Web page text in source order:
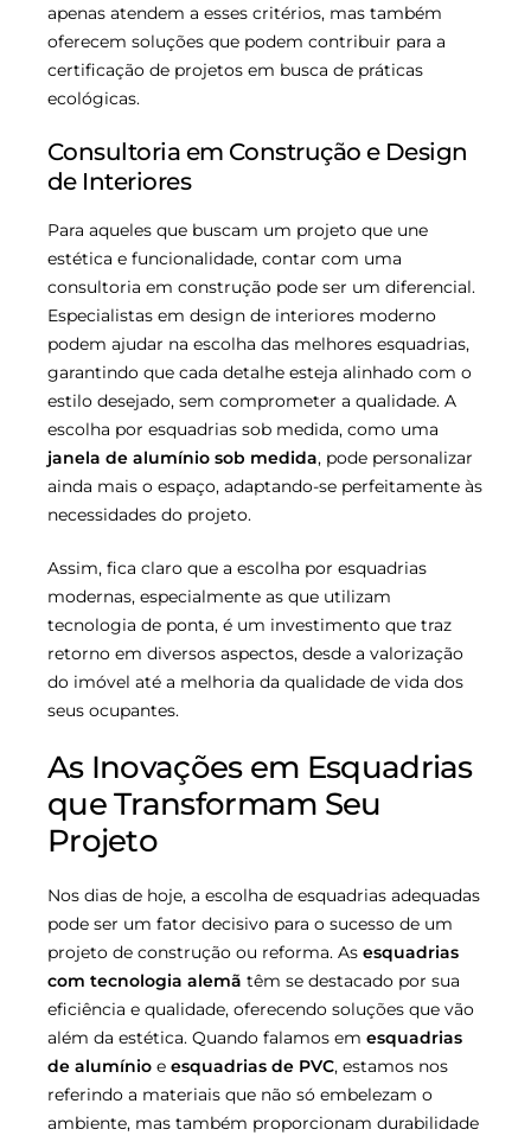
apenas atendem a esses critérios, mas também
oferecem soluções que podem contribuir para a
certificação de projetos em busca de práticas
ecológicas.
Consultoria em Construção e Design
de Interiores
Para aqueles que buscam um projeto que une
estética e funcionalidade, contar com uma
consultoria em construção pode ser um diferencial.
Especialistas em design de interiores moderno
podem ajudar na escolha das melhores esquadrias,
garantindo que cada detalhe esteja alinhado com o
estilo desejado, sem comprometer a qualidade. A
escolha por esquadrias sob medida, como uma
janela de alumínio sob medida, pode personalizar
ainda mais o espaço, adaptando-se perfeitamente às
necessidades do projeto.
Assim, fica claro que a escolha por esquadrias
modernas, especialmente as que utilizam
tecnologia de ponta, é um investimento que traz
retorno em diversos aspectos, desde a valorização
do imóvel até a melhoria da qualidade de vida dos
seus ocupantes.
As Inovações em Esquadrias
que Transformam Seu
Projeto
Nos dias de hoje, a escolha de esquadrias adequadas
pode ser um fator decisivo para o sucesso de um
projeto de construção ou reforma. As esquadrias
com tecnologia alemã têm se destacado por sua
eficiência e qualidade, oferecendo soluções que vão
além da estética. Quando falamos em esquadrias
de alumínio e esquadrias de PVC, estamos nos
referindo a materiais que não só embelezam o
ambiente, mas também proporcionam durabilidade